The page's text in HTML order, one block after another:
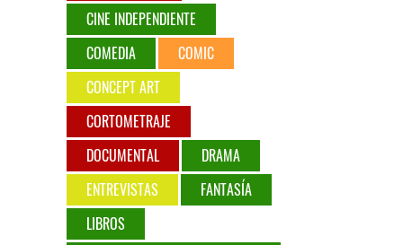
CINE INDEPENDIENTE
COMEDIA
COMIC
CONCEPT ART
CORTOMETRAJE
DOCUMENTAL
DRAMA
ENTREVISTAS
FANTASÍA
LIBROS